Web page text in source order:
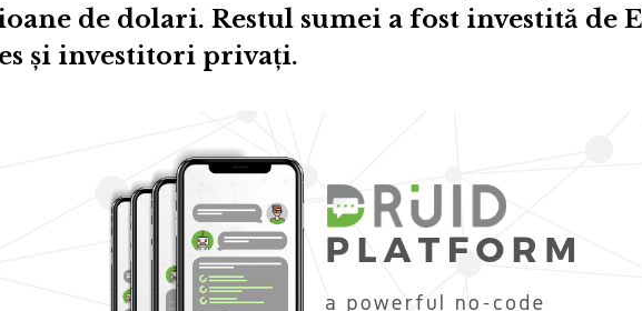
de dolari. Restul sumei a fost investită de
şi investitori privaţi.